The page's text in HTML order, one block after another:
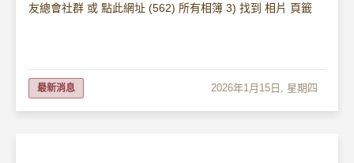
友總會社群 或 點此網址 (562) 所有相簿 3) 找到 相片 頁籤
最新消息 2026年1月15日, 星期四